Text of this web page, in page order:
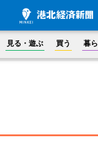
見る・遊ぶ 買う 暮